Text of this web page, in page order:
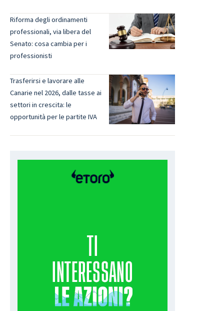
Riforma degli ordinamenti
professionali, via libera del
Senato: cosa cambia per i
professionisti
Trasferirsi e lavorare alle
Canarie nel 2026, dalle tasse ai
settori in crescita: le
opportunità per le partite IVA